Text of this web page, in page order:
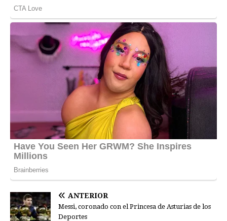
ANTERIOR
Messi, coronado con el Princesa de Asturias de los
Deportes